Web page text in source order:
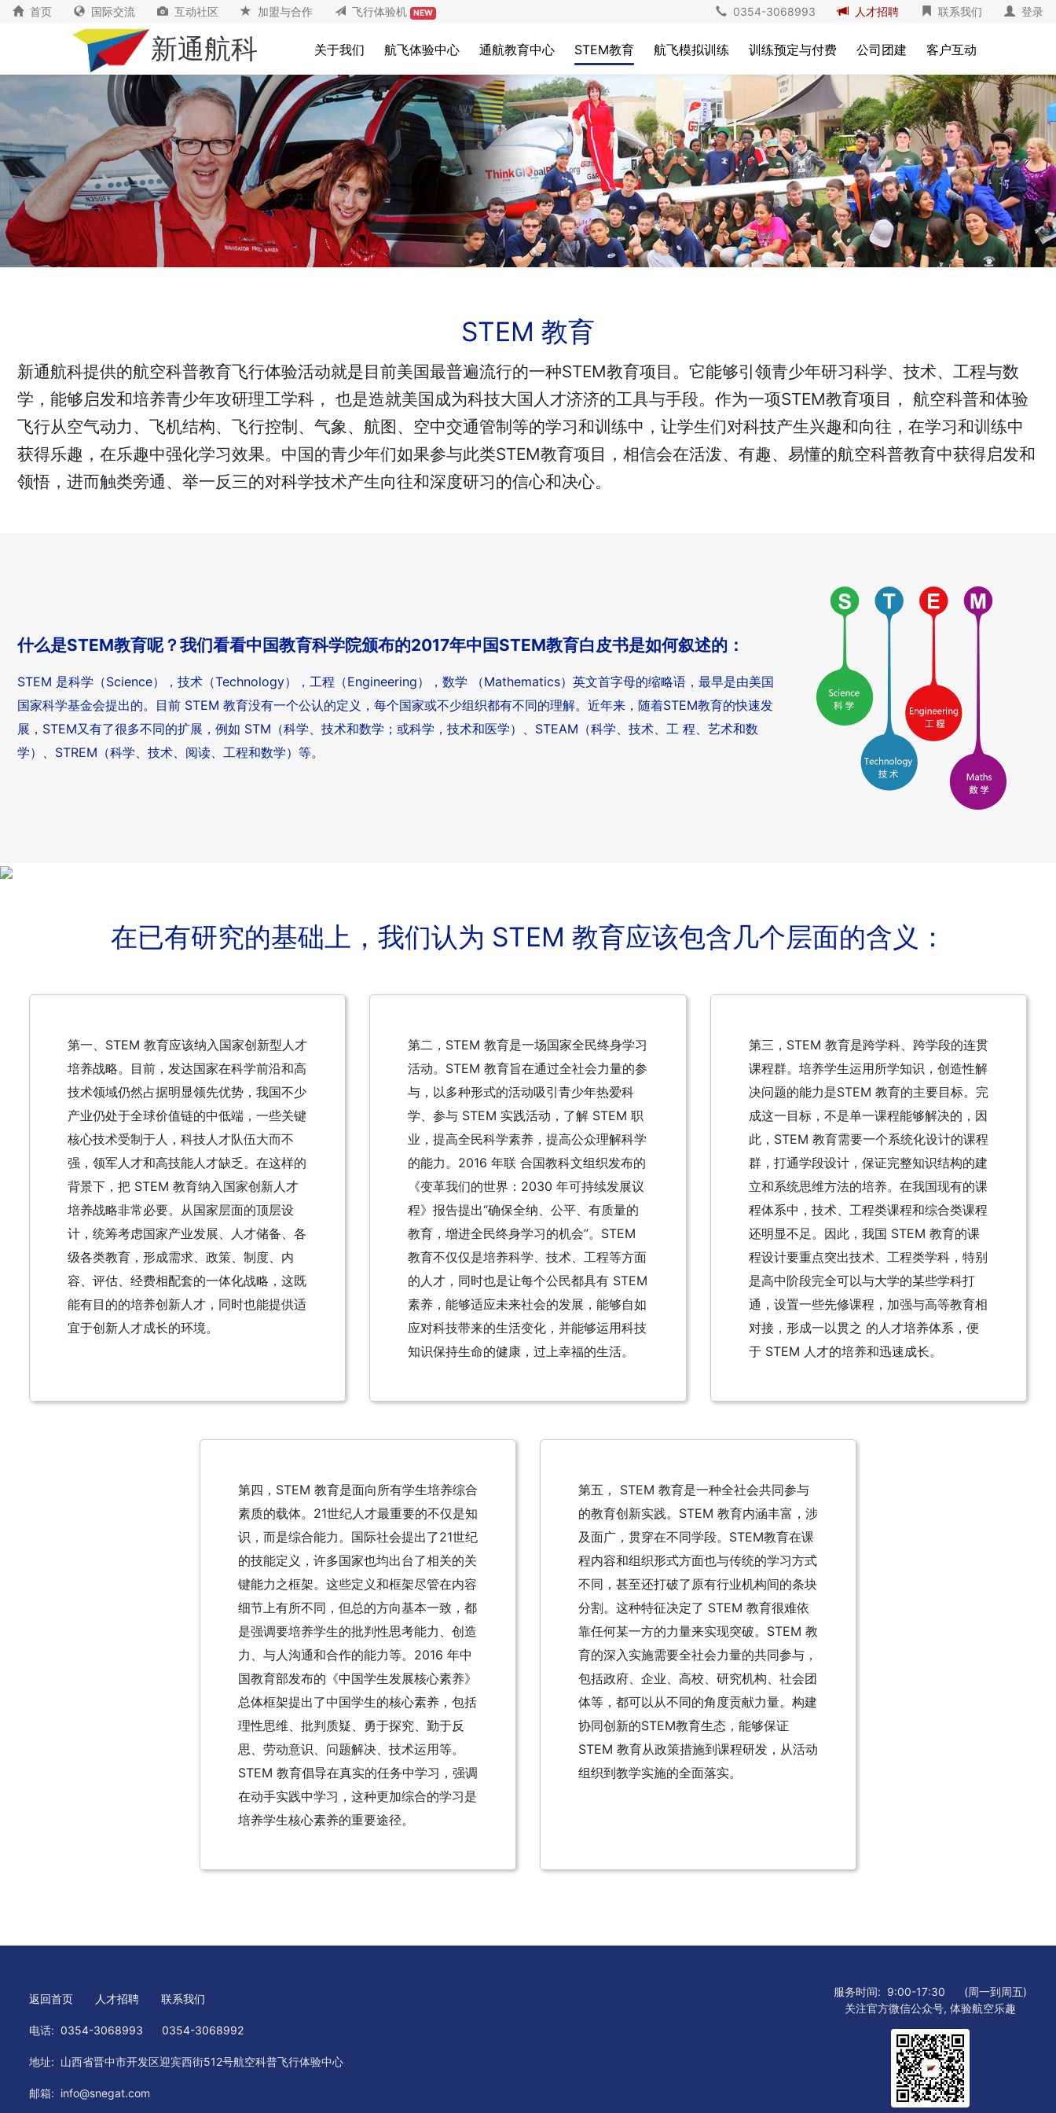
首页 国际交流 互动社区 加盟与合作 飞行体验机 NEW 0354-3068993 人才招聘 联系我们 登录
新通航科 关于我们 航飞体验中心 通航教育中心 STEM教育 航飞模拟训练 训练预定与付费 公司团建 客户互动
STEM 教育
新通航科提供的航空科普教育飞行体验活动就是目前美国最普遍流行的一种STEM教育项目。它能够引领青少年研习科学、技术、工程与数
学，能够启发和培养青少年攻研理工学科， 也是造就美国成为科技大国人才济济的工具与手段。作为一项STEM教育项目， 航空科普和体验
飞行从空气动力、飞机结构、飞行控制、气象、航图、空中交通管制等的学习和训练中，让学生们对科技产生兴趣和向往，在学习和训练中
获得乐趣，在乐趣中强化学习效果。中国的青少年们如果参与此类STEM教育项目，相信会在活泼、有趣、易懂的航空科普教育中获得启发和
领悟，进而触类旁通、举一反三的对科学技术产生向往和深度研习的信心和决心。
什么是STEM教育呢？我们看看中国教育科学院颁布的2017年中国STEM教育白皮书是如何叙述的：
STEM 是科学（Science），技术（Technology），工程（Engineering），数学 （Mathematics）英文首字母的缩略语，最早是由美国
国家科学基金会提出的。目前 STEM 教育没有一个公认的定义，每个国家或不少组织都有不同的理解。近年来，随着STEM教育的快速发
展，STEM又有了很多不同的扩展，例如 STM（科学、技术和数学；或科学，技术和医学）、STEAM（科学、技术、工 程、艺术和数
学）、STREM（科学、技术、阅读、工程和数学）等。
在已有研究的基础上，我们认为 STEM 教育应该包含几个层面的含义：
第一、STEM 教育应该纳入国家创新型人才
培养战略。目前，发达国家在科学前沿和高
技术领域仍然占据明显领先优势，我国不少
产业仍处于全球价值链的中低端，一些关键
核心技术受制于人，科技人才队伍大而不
强，领军人才和高技能人才缺乏。在这样的
背景下，把 STEM 教育纳入国家创新人才
培养战略非常必要。从国家层面的顶层设
计，统筹考虑国家产业发展、人才储备、各
级各类教育，形成需求、政策、制度、内
容、评估、经费相配套的一体化战略，这既
能有目的的培养创新人才，同时也能提供适
宜于创新人才成长的环境。
第二，STEM 教育是一场国家全民终身学习
活动。STEM 教育旨在通过全社会力量的参
与，以多种形式的活动吸引青少年热爱科
学、参与 STEM 实践活动，了解 STEM 职
业，提高全民科学素养，提高公众理解科学
的能力。2016 年联 合国教科文组织发布的
《变革我们的世界：2030 年可持续发展议
程》报告提出“确保全纳、公平、有质量的
教育，增进全民终身学习的机会”。STEM
教育不仅仅是培养科学、技术、工程等方面
的人才，同时也是让每个公民都具有 STEM
素养，能够适应未来社会的发展，能够自如
应对科技带来的生活变化，并能够运用科技
知识保持生命的健康，过上幸福的生活。
第三，STEM 教育是跨学科、跨学段的连贯
课程群。培养学生运用所学知识，创造性解
决问题的能力是STEM 教育的主要目标。完
成这一目标，不是单一课程能够解决的，因
此，STEM 教育需要一个系统化设计的课程
群，打通学段设计，保证完整知识结构的建
立和系统思维方法的培养。在我国现有的课
程体系中，技术、工程类课程和综合类课程
还明显不足。因此，我国 STEM 教育的课
程设计要重点突出技术、工程类学科，特别
是高中阶段完全可以与大学的某些学科打
通，设置一些先修课程，加强与高等教育相
对接，形成一以贯之 的人才培养体系，便
于 STEM 人才的培养和迅速成长。
第四，STEM 教育是面向所有学生培养综合
素质的载体。21世纪人才最重要的不仅是知
识，而是综合能力。国际社会提出了21世纪
的技能定义，许多国家也均出台了相关的关
键能力之框架。这些定义和框架尽管在内容
细节上有所不同，但总的方向基本一致，都
是强调要培养学生的批判性思考能力、创造
力、与人沟通和合作的能力等。2016 年中
国教育部发布的《中国学生发展核心素养》
总体框架提出了中国学生的核心素养，包括
理性思维、批判质疑、勇于探究、勤于反
思、劳动意识、问题解决、技术运用等。
STEM 教育倡导在真实的任务中学习，强调
在动手实践中学习，这种更加综合的学习是
培养学生核心素养的重要途径。
第五， STEM 教育是一种全社会共同参与
的教育创新实践。STEM 教育内涵丰富，涉
及面广，贯穿在不同学段。STEM教育在课
程内容和组织形式方面也与传统的学习方式
不同，甚至还打破了原有行业机构间的条块
分割。这种特征决定了 STEM 教育很难依
靠任何某一方的力量来实现突破。STEM 教
育的深入实施需要全社会力量的共同参与，
包括政府、企业、高校、研究机构、社会团
体等，都可以从不同的角度贡献力量。构建
协同创新的STEM教育生态，能够保证
STEM 教育从政策措施到课程研发，从活动
组织到教学实施的全面落实。
返回首页 人才招聘 联系我们
电话: 0354-3068993 0354-3068992
地址: 山西省晋中市开发区迎宾西街512号航空科普飞行体验中心
邮箱: info@snegat.com
服务时间: 9:00-17:30
(周一到周五)
关注官方微信公众号, 体验航空乐趣